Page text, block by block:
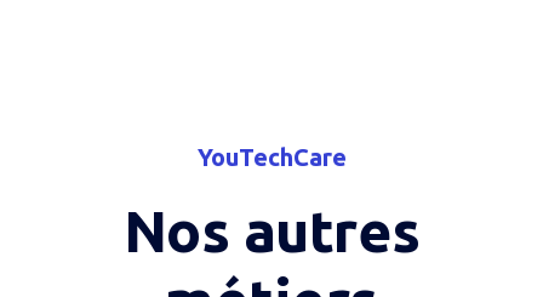
YouTechCare
Nos autres